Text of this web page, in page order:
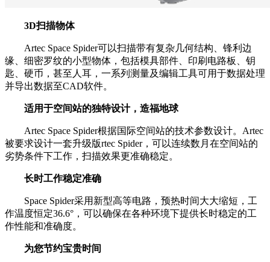
3D扫描物体
Artec Space Spider可以扫描带有复杂几何结构、锋利边
缘、细密罗纹的小型物体，包括模具部件、印刷电路板、钥
匙、硬币，甚至人耳，一系列测量及编辑工具可用于数据处理
并导出数据至CAD软件。
适用于空间站的独特设计，造福地球
Artec Space Spider根据国际空间站的技术参数设计。Artec
被要求设计一套升级版rtec Spider，可以连续数月在空间站的
劣势条件下工作，扫描效果更准确稳定。
长时工作稳定准确
Space Spider采用新型高等电路，预热时间大大缩短，工
作温度恒定36.6°，可以确保在各种环境下提供长时稳定的工
作性能和准确度。
为您节约宝贵时间